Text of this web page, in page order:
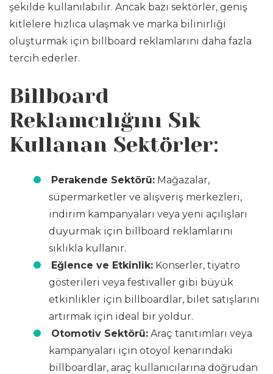
şekilde kullanılabilir. Ancak bazı sektörler, geniş
kitlelere hızlıca ulaşmak ve marka bilinirliği
oluşturmak için billboard reklamlarını daha fazla
tercih ederler.
Billboard
Reklamcılığını Sık
Kullanan Sektörler:
Perakende Sektörü: Mağazalar,
süpermarketler ve alışveriş merkezleri,
indirim kampanyaları veya yeni açılışları
duyurmak için billboard reklamlarını
sıklıkla kullanır.
Eğlence ve Etkinlik: Konserler, tiyatro
gösterileri veya festivaller gibi büyük
etkinlikler için billboardlar, bilet satışlarını
artırmak için ideal bir yoldur.
Otomotiv Sektörü: Araç tanıtımları veya
kampanyaları için otoyol kenarındaki
billboardlar, araç kullanıcılarına doğrudan